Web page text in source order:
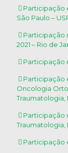
Participação
São Paulo –
Participação
2021 – Rio de
Participação
Participação
Oncologia
Traumatologia,
Participação
Traumatologia,
Participação